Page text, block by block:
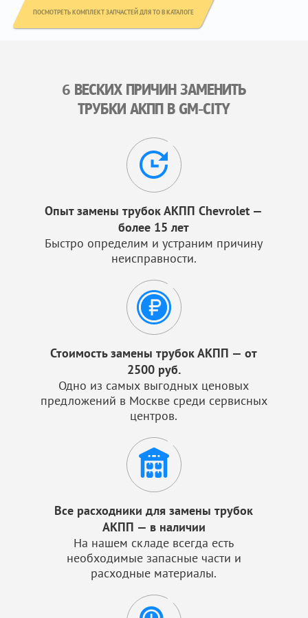
ПОСМОТРЕТЬ КОМПЛЕКТ ЗАПЧАСТЕЙ ДЛЯ ТО В КАТАЛОГЕ
6 ВЕСКИХ ПРИЧИН ЗАМЕНИТЬ
ТРУБКИ АКПП В GM-CITY
Опыт замены трубок АКПП Chevrolet —
более 15 лет
Быстро определим и устраним причину
неисправности.
Стоимость замены трубок АКПП — от
2500 руб.
Одно из самых выгодных ценовых
предложений в Москве среди сервисных
центров.
Все расходники для замены трубок
АКПП — в наличии
На нашем складе всегда есть
необходимые запасные части и
расходные материалы.